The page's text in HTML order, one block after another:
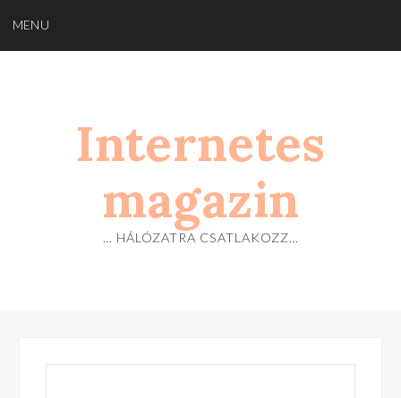
to
MENU
Internetes
magazin
… HÁLÓZATRA CSATLAKOZZ…